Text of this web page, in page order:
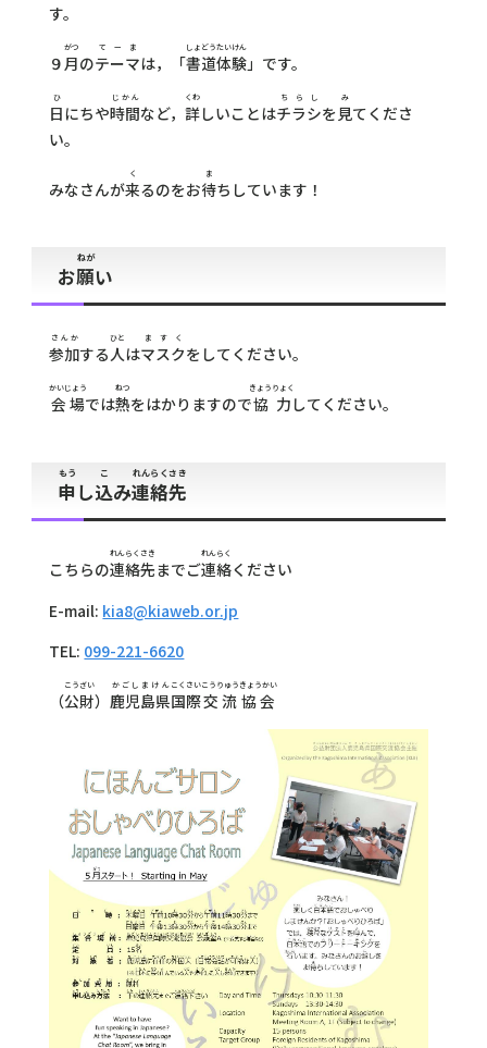
す。
９ 月
がつ
のテーマ
てーま
は，「書道
しょどう
体験
たいけん
」です。
日
ひ
にちや時間
じかん
など，詳
くわ
しいことはチラシ
ちらし
を見
み
てくださ
い。
みなさんが来
く
るのをお待
ま
ちしています！
お願
ねが
い
参加
さんか
する人
ひと
はマスク
ますく
をしてください。
会場
かいじょう
では熱
ねつ
をはかりますので協力
きょうりょく
してください。
申
もう
し込
こ
み連絡先
れんらくさき
こちらの連絡先
れんらくさき
までご連絡
れんらく
ください
E-mail: kia8@kiaweb.or.jp
TEL: 099-221-6620
（公
こう
財
ざい
）鹿児島県
かごしまけん
国際
こくさい
交流
こうりゅう
協会
きょうかい